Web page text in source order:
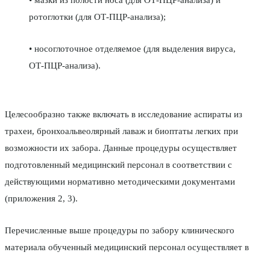
ротоглотки (для ОТ-ПЦР-анализа);
• носоглоточное отделяемое (для выделения вируса,
ОТ-ПЦР-анализа).
Целесообразно также включать в исследование аспираты из
трахеи, бронхоальвеолярный лаваж и биоптаты легких при
возможности их забора. Данные процедуры осуществляет
подготовленный медицинский персонал в соответствии с
действующими нормативно методическими документами
(приложения 2, 3).
Перечисленные выше процедуры по забору клинического
материала обученный медицинский персонал осуществляет в